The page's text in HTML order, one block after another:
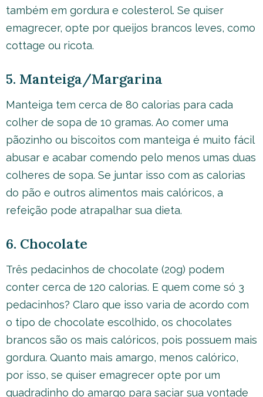
também em gordura e colesterol. Se quiser
emagrecer, opte por queijos brancos leves, como
cottage ou ricota.
5. Manteiga/Margarina
Manteiga tem cerca de 80 calorias para cada
colher de sopa de 10 gramas. Ao comer uma
pãozinho ou biscoitos com manteiga é muito fácil
abusar e acabar comendo pelo menos umas duas
colheres de sopa. Se juntar isso com as calorias
do pão e outros alimentos mais calóricos, a
refeição pode atrapalhar sua dieta.
6. Chocolate
Três pedacinhos de chocolate (20g) podem
conter cerca de 120 calorias. E quem come só 3
pedacinhos? Claro que isso varia de acordo com
o tipo de chocolate escolhido, os chocolates
brancos são os mais calóricos, pois possuem mais
gordura. Quanto mais amargo, menos calórico,
por isso, se quiser emagrecer opte por um
quadradinho do amargo para saciar sua vontade